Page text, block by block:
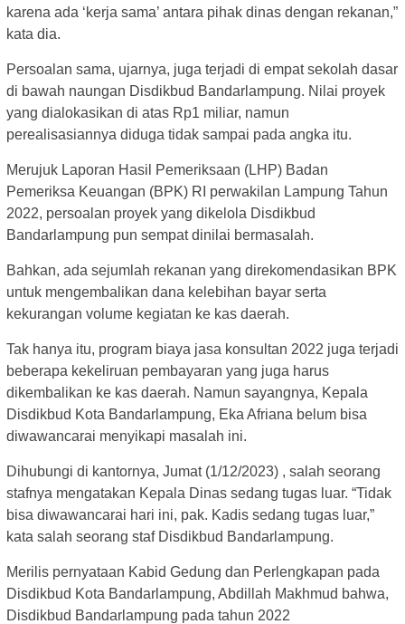
karena ada ‘kerja sama’ antara pihak dinas dengan rekanan,”
kata dia.
Persoalan sama, ujarnya, juga terjadi di empat sekolah dasar
di bawah naungan Disdikbud Bandarlampung. Nilai proyek
yang dialokasikan di atas Rp1 miliar, namun
perealisasiannya diduga tidak sampai pada angka itu.
Merujuk Laporan Hasil Pemeriksaan (LHP) Badan
Pemeriksa Keuangan (BPK) RI perwakilan Lampung Tahun
2022, persoalan proyek yang dikelola Disdikbud
Bandarlampung pun sempat dinilai bermasalah.
Bahkan, ada sejumlah rekanan yang direkomendasikan BPK
untuk mengembalikan dana kelebihan bayar serta
kekurangan volume kegiatan ke kas daerah.
Tak hanya itu, program biaya jasa konsultan 2022 juga terjadi
beberapa kekeliruan pembayaran yang juga harus
dikembalikan ke kas daerah. Namun sayangnya, Kepala
Disdikbud Kota Bandarlampung, Eka Afriana belum bisa
diwawancarai menyikapi masalah ini.
Dihubungi di kantornya, Jumat (1/12/2023) , salah seorang
stafnya mengatakan Kepala Dinas sedang tugas luar. “Tidak
bisa diwawancarai hari ini, pak. Kadis sedang tugas luar,”
kata salah seorang staf Disdikbud Bandarlampung.
Merilis pernyataan Kabid Gedung dan Perlengkapan pada
Disdikbud Kota Bandarlampung, Abdillah Makhmud bahwa,
Disdikbud Bandarlampung pada tahun 2022